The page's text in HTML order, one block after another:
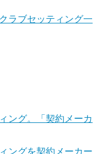
ラブセッティング一
ング。「契約メーカ
ングを契約メーカー